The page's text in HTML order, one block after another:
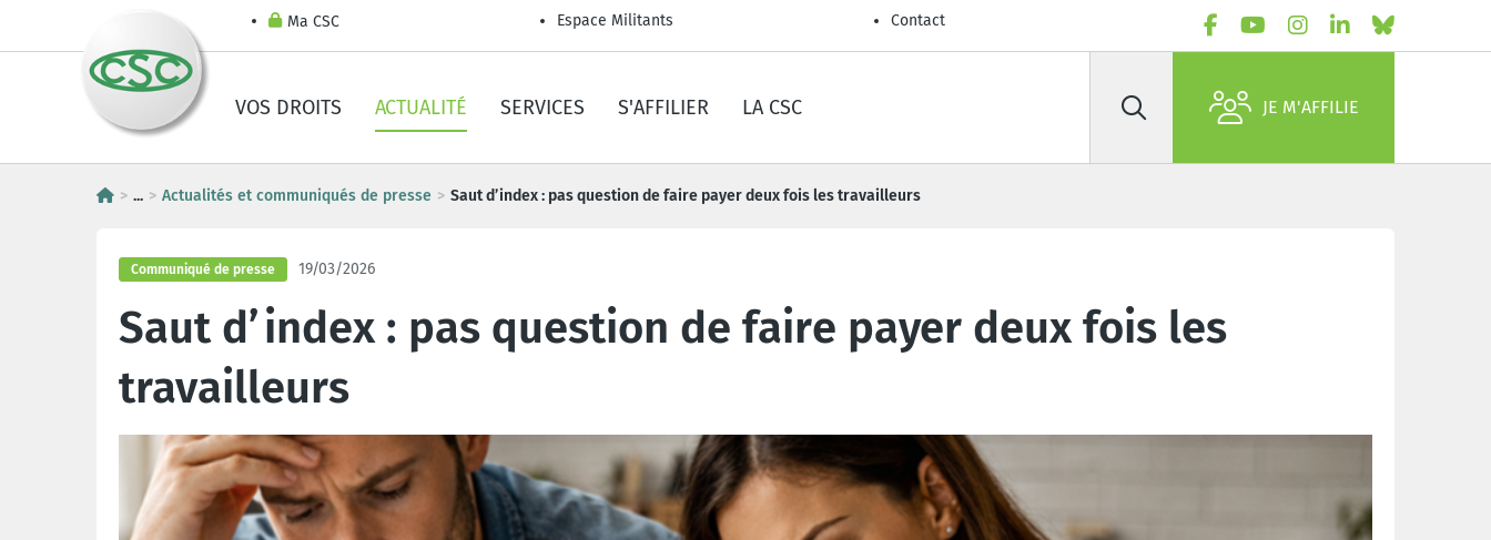
Ma CSC Espace Militants Contact
VOS DROITS ACTUALITÉ SERVICES S'AFFILIER LA CSC Rechercher JE M'AFFILIE
... Actualités et communiqués de presse Saut d’index : pas question de faire payer deux fois les travailleurs
Communiqué de presse 19/03/2026
Saut d’index : pas question de faire payer deux fois les
travailleurs